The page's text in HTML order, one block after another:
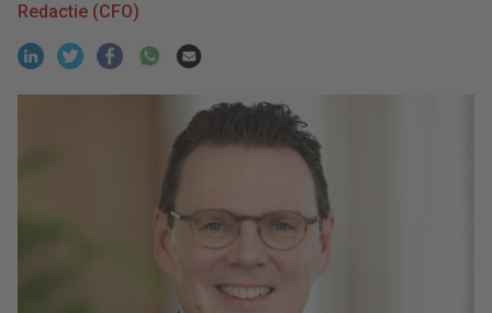
Redactie (CFO)